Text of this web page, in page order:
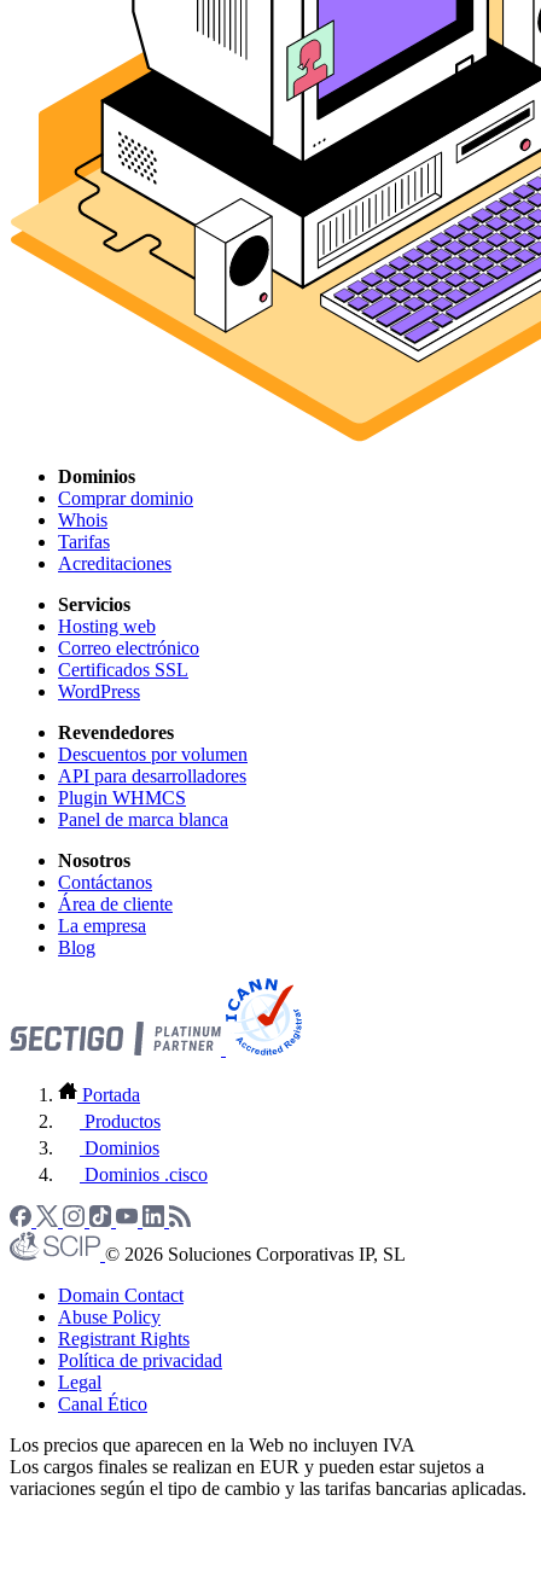
Dominios
Comprar dominio
Whois
Tarifas
Acreditaciones
Servicios
Hosting web
Correo electrónico
Certificados SSL
WordPress
Revendedores
Descuentos por volumen
API para desarrolladores
Plugin WHMCS
Panel de marca blanca
Nosotros
Contáctanos
Área de cliente
La empresa
Blog
Portada
Productos
Dominios
Dominios .cisco
© 2026 Soluciones Corporativas IP, SL
Domain Contact
Abuse Policy
Registrant Rights
Política de privacidad
Legal
Canal Ético
Los precios que aparecen en la Web no incluyen IVA
Los cargos finales se realizan en EUR y pueden estar sujetos a
variaciones según el tipo de cambio y las tarifas bancarias aplicadas.